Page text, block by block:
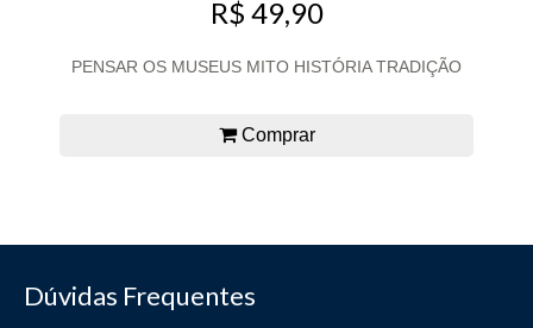
R$ 49,90
PENSAR OS MUSEUS MITO HISTÓRIA TRADIÇÃO
Comprar
Dúvidas Frequentes